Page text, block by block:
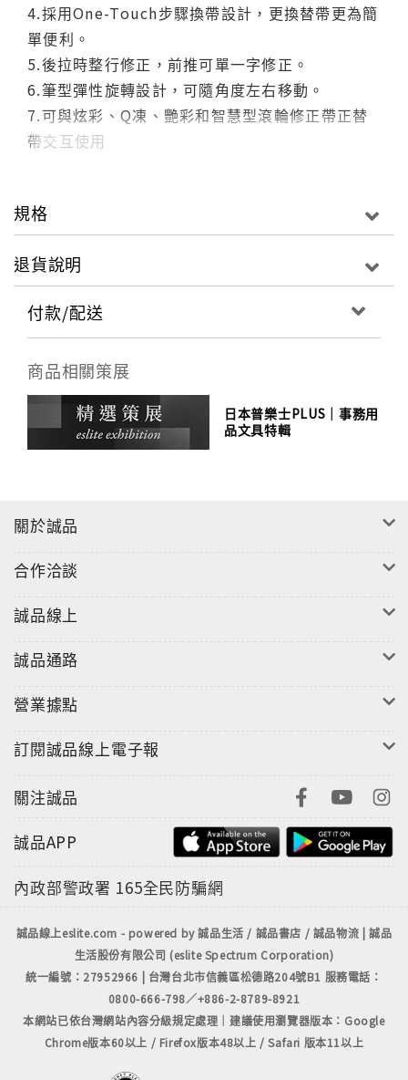
4.採用One-Touch步驟換帶設計，更換替帶更為簡
單便利。
5.後拉時整行修正，前推可單一字修正。
6.筆型彈性旋轉設計，可隨角度左右移動。
7.可與炫彩、Q凍、艷彩和智慧型滾輪修正帶正替
帶交互使用
材質：塑膠／顏料／界面活性劑
規格
退貨說明
付款/配送
商品相關策展
日本普樂士PLUS｜事務用
品文具特輯
關於誠品
合作洽談
誠品線上
誠品通路
營業據點
訂閱誠品線上電子報
關注誠品
誠品APP
內政部警政署 165全民防騙網
誠品線上eslite.com - powered by 誠品生活 / 誠品書店 / 誠品物流 | 誠品
生活股份有限公司 (eslite Spectrum Corporation)
統一編號：27952966 | 台灣台北市信義區松德路204號B1 服務電話：
0800-666-798／+886-2-8789-8921
本網站已依台灣網站內容分級規定處理｜建議使用瀏覽器版本：Google
Chrome版本60以上 / Firefox版本48以上 / Safari 版本11以上